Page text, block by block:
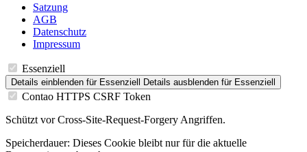
Satzung
AGB
Datenschutz
Impressum
Essenziell
Details einblenden für Essenziell Details ausblenden für Essenziell
Contao HTTPS CSRF Token
Schützt vor Cross-Site-Request-Forgery Angriffen.
Speicherdauer: Dieses Cookie bleibt nur für die aktuelle